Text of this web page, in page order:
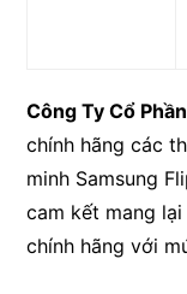
Công Ty Cổ
chính hãng các
minh Samsung
cam kết mang
chính hãng với